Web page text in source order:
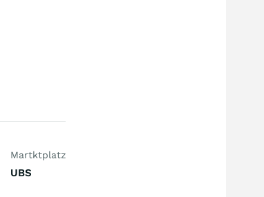
Martktplatz
UBS